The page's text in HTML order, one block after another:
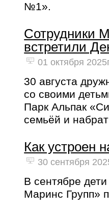
№1».
Сотрудники
встретили
01 октября
30 августа
со своими
Парк Альпак
семьёй и
Как устроен
30 сентября
В сентябре
Маринс Групп»